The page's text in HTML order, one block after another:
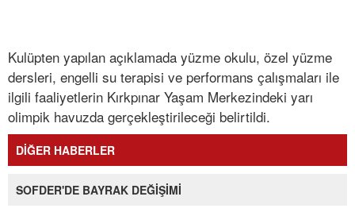
Kulüpten yapılan açıklamada yüzme okulu, özel yüzme
dersleri, engelli su terapisi ve performans çalışmaları ile
ilgili faaliyetlerin Kırkpınar Yaşam Merkezindeki yarı
olimpik havuzda gerçekleştirileceği belirtildi.
DİĞER HABERLER
SOFDER'DE BAYRAK DEĞİŞİMİ